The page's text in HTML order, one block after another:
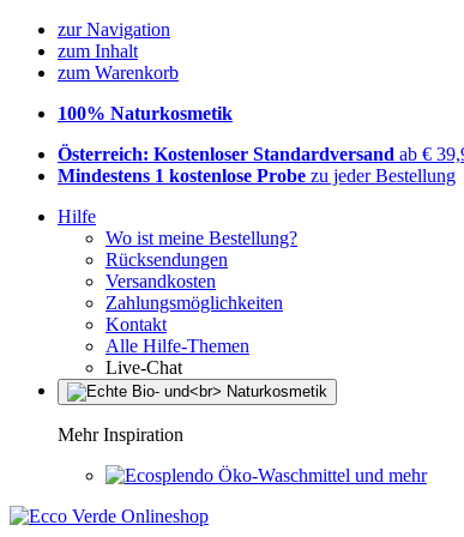
zur Navigation
zum Inhalt
zum Warenkorb
100% Naturkosmetik
Österreich: Kostenloser Standardversand ab €
Mindestens 1 kostenlose Probe zu jeder Bestellung
Hilfe
Wo ist meine Bestellung?
Rücksendungen
Versandkosten
Zahlungsmöglichkeiten
Kontakt
Alle Hilfe-Themen
Live-Chat
Mehr Inspiration
Öko-Waschmittel und mehr